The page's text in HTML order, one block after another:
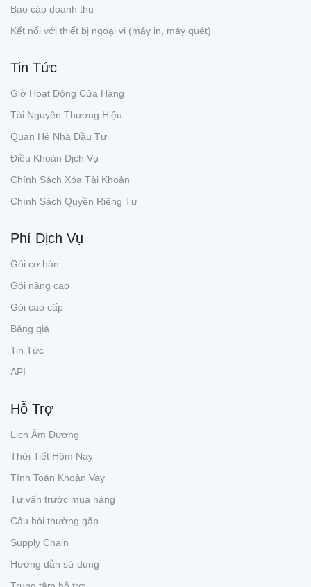
Báo cáo doanh thu
Kết nối với thiết bị ngoại vi (máy in, máy quét)
Tin Tức
Giờ Hoạt Động Cửa Hàng
Tài Nguyên Thương Hiệu
Quan Hệ Nhà Đầu Tư
Điều Khoản Dịch Vụ
Chính Sách Xóa Tài Khoản
Chính Sách Quyền Riêng Tư
Phí Dịch Vụ
Gói cơ bản
Gói nâng cao
Gói cao cấp
Bảng giá
Tin Tức
API
Hỗ Trợ
Lịch Âm Dương
Thời Tiết Hôm Nay
Tính Toán Khoản Vay
Tư vấn trước mua hàng
Câu hỏi thường gặp
Supply Chain
Hướng dẫn sử dụng